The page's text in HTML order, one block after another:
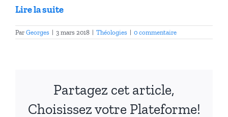
Lire la suite
Par Georges | 3 mars 2018 | Théologies | 0 commentaire
Partagez cet article,
Choisissez votre Plateforme!